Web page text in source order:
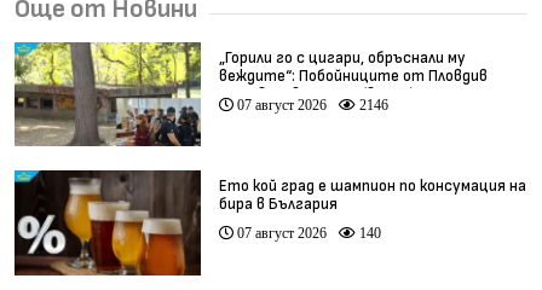
Още от Новини
„Горили го с цигари, обръснали му
веждите“: Побойниците от Пловдив
остават в ареста (видео)
07 август 2026 2146
Ето кой град е шампион по консумация на
бира в България
07 август 2026 140